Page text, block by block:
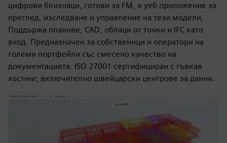
цифрови близнаци, готови за FM, и уеб приложение за
преглед, изследване и управление на тези модели.
Поддържа планове, CAD, облаци от точки и IFC като
вход. Предназначен за собственици и оператори на
големи портфейли със смесено качество на
документацията. ISO 27001 сертифициран с гъвкав
хостинг, включително швейцарски центрове за данни.